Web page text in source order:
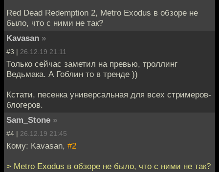
Red Dead Redemption 2, Metro Exodus в обзоре не
было, что с ними не так?
Kavasan »
#3 | 26.12.19 21:11
Только сейчас заметил на превью, троллинг
Ведьмака. А Гоблин то в тренде ))
Кстати, песенка универсальная для всех стримеров-
блогеров.
Sam_Stone »
#4 | 26.12.19 21:45
Кому: Kavasan, #2
> Metro Exodus в обзоре не было, что с ними не так?